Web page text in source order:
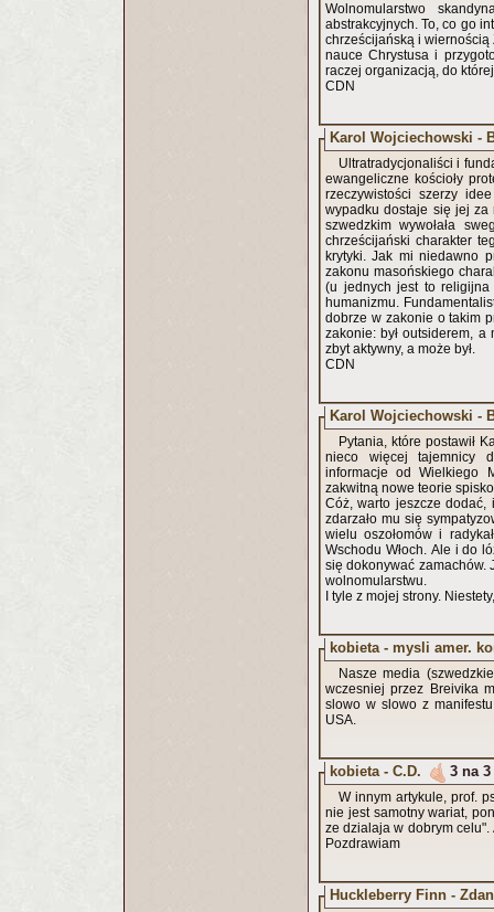
Wolnomularstwo
abstrakcyjnych. To, co go
chrześcijańską i
nauce Chrystusa i
raczej organizacją, do
CDN
Karol Wojciechowski -
Ultratradycjonaliści i
ewangeliczne kościoły
rzeczywistości szerzy
wypadku dostaje się jej za
szwedzkim wywołała
chrześcijański charakter
krytyki. Jak mi niedawno
zakonu masońskiego
(u jednych jest to
humanizmu.
dobrze w zakonie o takim
zakonie: był outsiderem, a
zbyt aktywny, a może był.
CDN
Karol Wojciechowski -
Pytania, które postawił
nieco więcej tajemnicy
informacje od Wielkiego
zakwitną nowe teorie
Cóż, warto jeszcze dodać,
zdarzało mu się
wielu oszołomów i
Wschodu Włoch. Ale i do
się dokonywać zamachów.
wolnomularstwu.
I tyle z mojej strony.
kobieta - mysli amer.
Nasze media
wczesniej przez Breivika
slowo w slowo z
USA.
kobieta - C.D. 3 na 3
W innym artykule, prof.
nie jest samotny wariat,
ze dzialaja w dobrym
Pozdrawiam
Huckleberry Finn -